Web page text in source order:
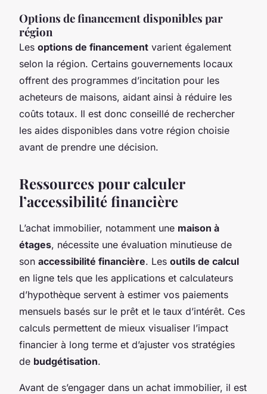
Options de financement disponibles par
région
Les options de financement varient également
selon la région. Certains gouvernements locaux
offrent des programmes d’incitation pour les
acheteurs de maisons, aidant ainsi à réduire les
coûts totaux. Il est donc conseillé de rechercher
les aides disponibles dans votre région choisie
avant de prendre une décision.
Ressources pour calculer
l’accessibilité financière
L’achat immobilier, notamment une maison à
étages, nécessite une évaluation minutieuse de
son accessibilité financière. Les outils de calcul
en ligne tels que les applications et calculateurs
d’hypothèque servent à estimer vos paiements
mensuels basés sur le prêt et le taux d’intérêt. Ces
calculs permettent de mieux visualiser l’impact
financier à long terme et d’ajuster vos stratégies
de budgétisation.
Avant de s’engager dans un achat immobilier, il est